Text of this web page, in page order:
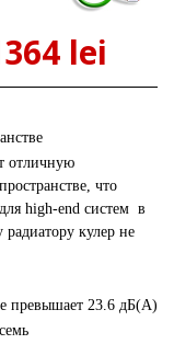
lei
отличную
что
high-end систем в
кулер не
превышает 23.6 дБ(A)